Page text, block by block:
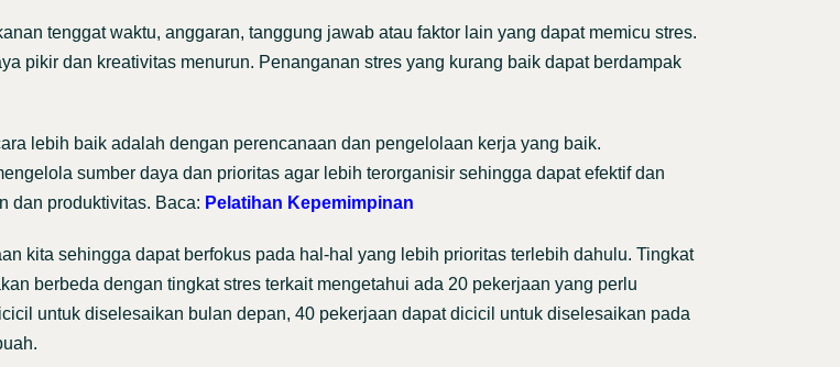
tenggat waktu, anggaran, tanggung jawab atau faktor lain yang dapat memicu stres.
pikir dan kreativitas menurun. Penanganan stres yang kurang baik dapat berdampak
lebih baik adalah dengan perencanaan dan pengelolaan kerja yang baik.
sumber daya dan prioritas agar lebih terorganisir sehingga dapat efektif dan
dan produktivitas. Baca: Pelatihan Kepemimpinan
kita sehingga dapat berfokus pada hal-hal yang lebih prioritas terlebih dahulu. Tingkat
berbeda dengan tingkat stres terkait mengetahui ada 20 pekerjaan yang perlu
untuk diselesaikan bulan depan, 40 pekerjaan dapat dicicil untuk diselesaikan pada